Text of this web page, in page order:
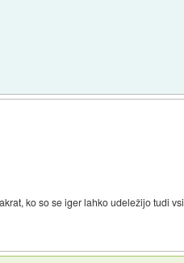
ko so se iger lahko udeležijo tudi vsi